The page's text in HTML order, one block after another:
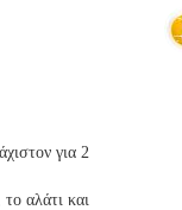
για 2
αλάτι και